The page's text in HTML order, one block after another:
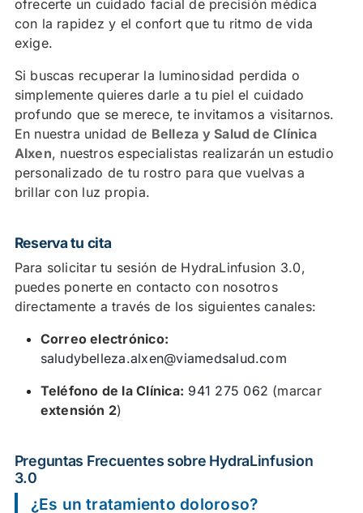
ofrecerte un cuidado facial de precisión médica
con la rapidez y el confort que tu ritmo de vida
exige.
Si buscas recuperar la luminosidad perdida o
simplemente quieres darle a tu piel el cuidado
profundo que se merece, te invitamos a visitarnos.
En nuestra unidad de Belleza y Salud de Clínica
Alxen, nuestros especialistas realizarán un estudio
personalizado de tu rostro para que vuelvas a
brillar con luz propia.
Reserva tu cita
Para solicitar tu sesión de HydraLinfusion 3.0,
puedes ponerte en contacto con nosotros
directamente a través de los siguientes canales:
Correo electrónico:
saludybelleza.alxen@viamedsalud.com
Teléfono de la Clínica: 941 275 062 (marcar
extensión 2)
Preguntas Frecuentes sobre HydraLinfusion
3.0
¿Es un tratamiento doloroso?